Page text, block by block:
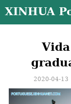
XINHUA
2020-04-13